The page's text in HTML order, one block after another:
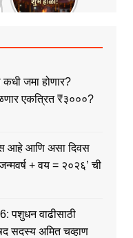
जमा होणार?
एकत्रित ₹३०००?
आहे आणि असा दिवस
+ वय = २०२६’ ची
पशुधन वाढीसाठी
सदस्य अमित चव्हाण